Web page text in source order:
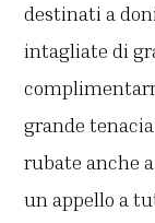
destinati a
intagliate di
grande
rubate anche
un appello a